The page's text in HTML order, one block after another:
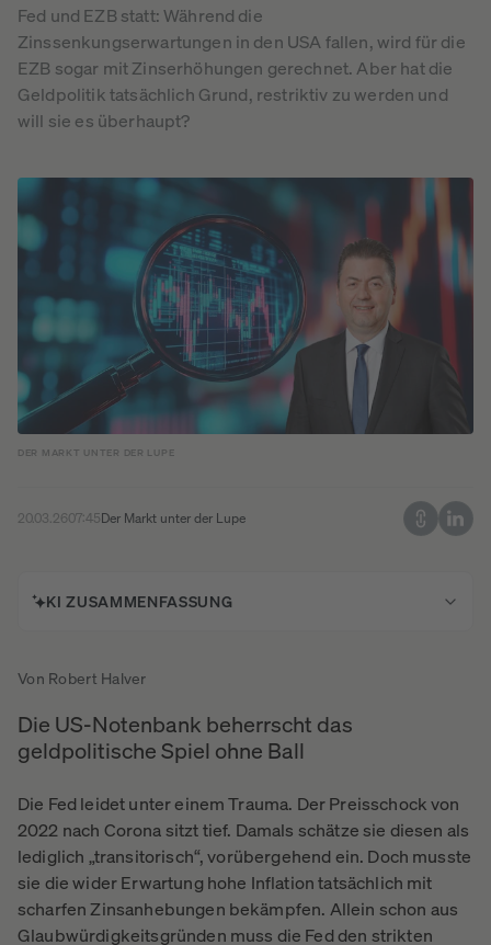
Fed und EZB statt: Während die
Zinssenkungserwartungen in den USA fallen, wird für die
EZB sogar mit Zinserhöhungen gerechnet. Aber hat die
Geldpolitik tatsächlich Grund, restriktiv zu werden und
will sie es überhaupt?
DER MARKT UNTER DER LUPE
20.03.2607:45Der Markt unter der Lupe
KI ZUSAMMENFASSUNG
Von Robert Halver
Die US-Notenbank beherrscht das
geldpolitische Spiel ohne Ball
Die Fed leidet unter einem Trauma. Der Preisschock von
2022 nach Corona sitzt tief. Damals schätze sie diesen als
lediglich „transitorisch“, vorübergehend ein. Doch musste
sie die wider Erwartung hohe Inflation tatsächlich mit
scharfen Zinsanhebungen bekämpfen. Allein schon aus
Glaubwürdigkeitsgründen muss die Fed den strikten